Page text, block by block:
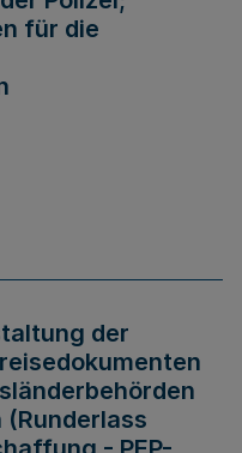
für die
der